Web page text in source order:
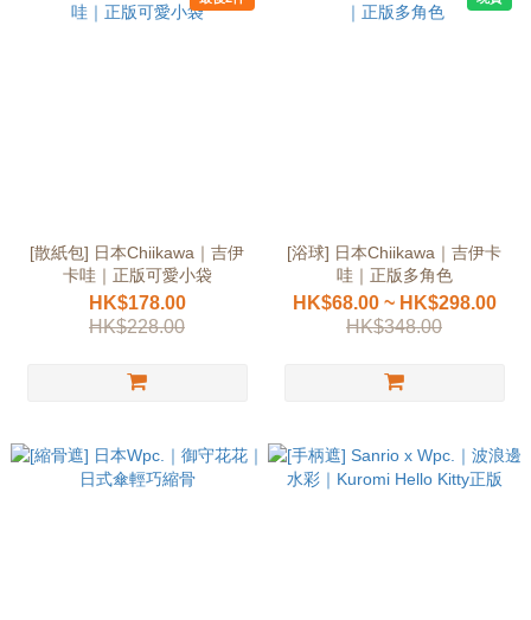
[散紙包] 日本Chiikawa｜吉伊
卡哇｜正版可愛小袋
HK$178.00
HK$228.00
[浴球] 日本Chiikawa｜吉伊卡
哇｜正版多角色
HK$68.00 ~ HK$298.00
HK$348.00